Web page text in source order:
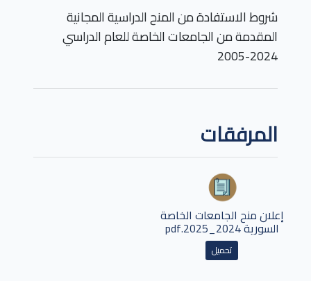
شروط الاستفادة من المنح الدراسية المجانية
المقدمة من الجامعات الخاصة للعام الدراسي
2024-2005
المرفقات
إعلان منح الجامعات الخاصة
السورية 2024_2025.pdf
تحميل